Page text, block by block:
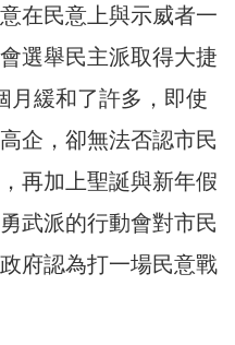
在民意上與示威者一
選舉民主派取得大捷
月緩和了許多，即使
企，卻無法否認市民
再加上聖誕與新年假
武派的行動會對市民
府認為打一場民意戰